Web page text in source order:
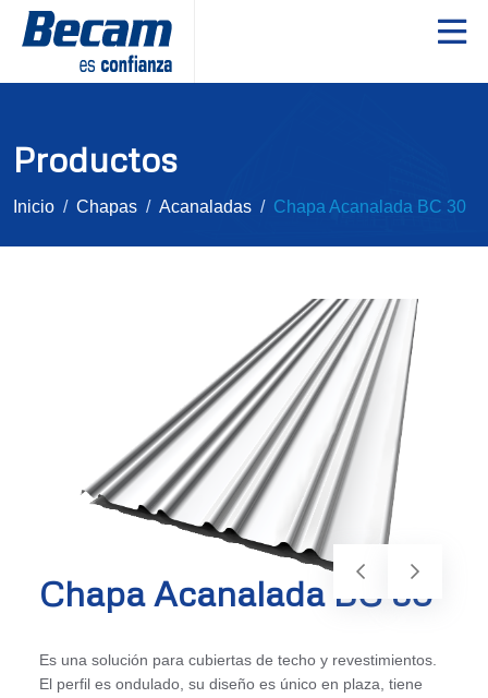
Productos
Inicio Chapas Acanaladas Chapa Acanalada BC 30
Chapa Acanalada BC 30
Es una solución para cubiertas de techo y revestimientos.
El perfil es ondulado, su diseño es único en plaza, tiene